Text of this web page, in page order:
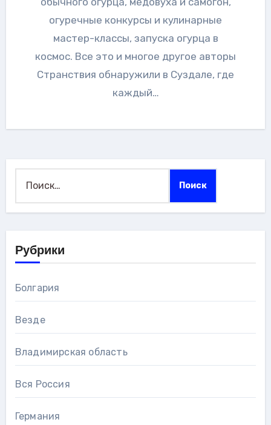
огуречные конкурсы и кулинарные
мастер-классы, запуска огурца в
космос. Все это и многое другое авторы
Странствия обнаружили в Суздале, где
каждый…
Рубрики
Болгария
Везде
Владимирская область
Вся Россия
Германия